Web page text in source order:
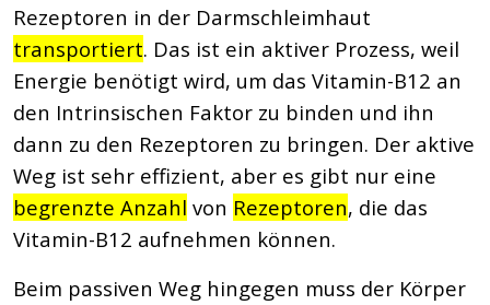
Rezeptoren in der Darmschleimhaut
transportiert. Das ist ein aktiver Prozess, weil
Energie benötigt wird, um das Vitamin-B12 an
den Intrinsischen Faktor zu binden und ihn
dann zu den Rezeptoren zu bringen. Der aktive
Weg ist sehr effizient, aber es gibt nur eine
begrenzte Anzahl von Rezeptoren, die das
Vitamin-B12 aufnehmen können.
Beim passiven Weg hingegen muss der Körper